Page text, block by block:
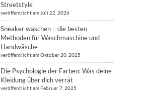
Streetstyle
veröffentlicht am Juli 22, 2026
Sneaker waschen – die besten
Methoden für Waschmaschine und
Handwäsche
veröffentlicht am Oktober 20, 2025
Die Psychologie der Farben: Was deine
Kleidung über dich verrät
veröffentlicht am Februar 7, 2025